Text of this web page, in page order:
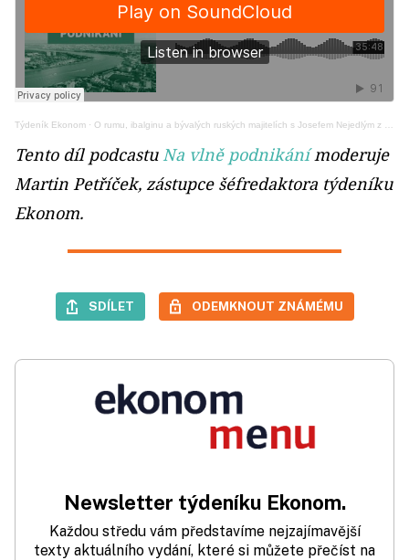
Týdeník Ekonom · O rumu, ibalginu a bývalých ruských majitelích s Josefem Nejedlým z likérky Fruko-Schulz
Tento díl podcastuNa vlně podnikánímoderuje
Martin Petříček, zástupce šéfredaktora týdeníku
Ekonom.
SDÍLET ODEMKNOUT ZNÁMÉMU
Newsletter týdeníku Ekonom.
Každou středu vám představíme nejzajímavější
texty aktuálního vydání, které si můžete přečíst na